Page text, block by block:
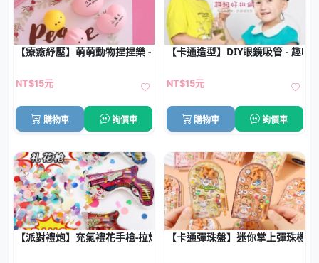
【療癒紓壓】萌萌動物捏捏樂 - 可愛紓壓療癒小玩具
NT$15元
購物車 詢價車
【卡通造型】DIY眼鏡吸管 - 趣味
NT$15元
購物車 詢價車
【派對禮炮】充氣禮花手槍-拉炮彩帶氣球玩具【卡通彈珠盤】迷你掌上彈珠機 -